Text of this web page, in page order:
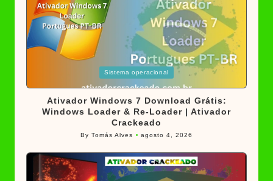
Sistema operacional
Ativador Windows 7 Download Grátis:
Windows Loader & Re-Loader | Ativador
Crackeado
Posted
ByTomás Alves agosto 4, 2026